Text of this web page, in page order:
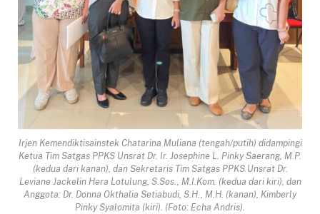
Irjen Kemendiktisainstek Chatarina Muliana (tengah/putih) didampingi
Ketua Tim Satgas PPKS Unsrat Dr. Ir. Josephine L. Pinky Saerang, M.P.
(kedua dari kanan), dan Sekretaris Tim Satgas PPKS Unsrat Dr.
Leviane Jackelin Hera Lotulung, S.Sos., M.I.Kom. (kedua dari kiri), dan
Anggota: Dr. Donna Okthalia Setiabudi, S.H., M.H. (kanan), Kimberly
Pinky Syalomita (kiri). (Foto: Echa Andris).